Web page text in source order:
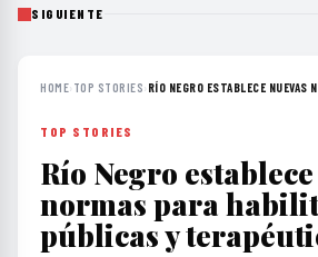
SIGUIENTE
HOME› TOP STORIES› RÍO NEGRO ESTABLECE NUEVAS
TOP STORIES
Río Negro
normas para
públicas y